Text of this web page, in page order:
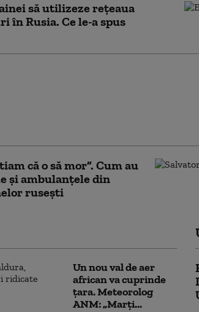
să utilizeze reţeaua
în Rusia. Ce le-a spus
că o să mor”. Cum au
și ambulanțele din
rusești
Un nou val de aer
african va cuprinde
țara. Meteorolog
ANM: „Marți...